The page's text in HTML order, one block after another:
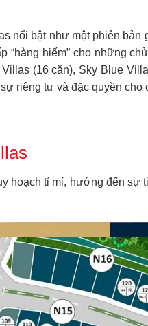
nổi bật như một phiên
hiếm” cho những
(16 căn), Sky Blue
riêng tư và đặc quyền cho
hoạch tỉ mỉ, hướng đến sự